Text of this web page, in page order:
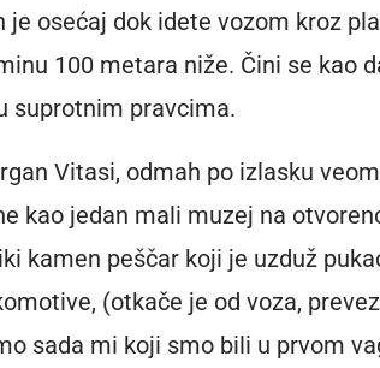
je osećaj dok idete vozom kroz
100 metara niže. Čini se kao
suprotnim pravcima.
Vitasi, odmah po izlasku
kao jedan mali muzej na
kamen peščar koji je uzduž
(otkače je od voza,
sada mi koji smo bili u prvom